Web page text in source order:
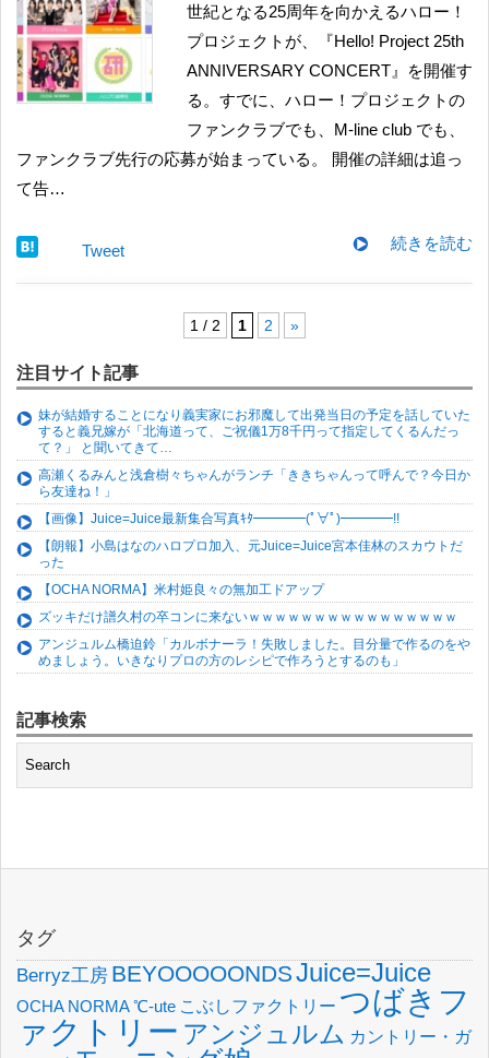
世紀となる25周年を向かえるハロー！
プロジェクトが、『Hello! Project 25th
ANNIVERSARY CONCERT』を開催す
る。すでに、ハロー！プロジェクトの
ファンクラブでも、M-line club でも、
ファンクラブ先行の応募が始まっている。 開催の詳細は追っ
て告…
続きを読む
Tweet
1 / 2 1 2 »
注目サイト記事
妹が結婚することになり義実家にお邪魔して出発当日の予定を話していた
すると義兄嫁が「北海道って、ご祝儀1万8千円って指定してくるんだっ
て？」 と聞いてきて…
高瀬くるみんと浅倉樹々ちゃんがランチ「ききちゃんって呼んで？今日か
ら友達ね！」
【画像】Juice=Juice最新集合写真ｷﾀ━━━━(ﾟ∀ﾟ)━━━━!!
【朗報】小島はなのハロプロ加入、元Juice=Juice宮本佳林のスカウトだ
った
【OCHA NORMA】米村姫良々の無加工ドアップ
ズッキだけ譜久村の卒コンに来ないｗｗｗｗｗｗｗｗｗｗｗｗｗｗｗｗ
アンジュルム橋迫鈴「カルボナーラ！失敗しました。目分量で作るのをや
めましょう。いきなりプロの方のレシピで作ろうとするのも」
記事検索
タグ
Berryz工房 BEYOOOOONDSJuice=Juice
OCHA NORMA℃-ute こぶしファクトリー つばきフ
ァクトリー アンジュルム カントリー・ガ